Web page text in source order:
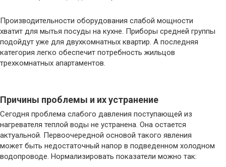
Производительности оборудования слабой мощности
хватит для мытья посуды на кухне. Приборы средней группы
подойдут уже для двухкомнатных квартир. А последняя
категория легко обеспечит потребность жильцов
трехкомнатных апартаментов.
Причины проблемы и их устранение
Сегодня проблема слабого давления поступающей из
нагревателя теплой воды не устранена. Она остается
актуальной. Первоочередной основой такого явления
может быть недостаточный напор в подведенном холодном
водопроводе. Нормализировать показатели можно так: